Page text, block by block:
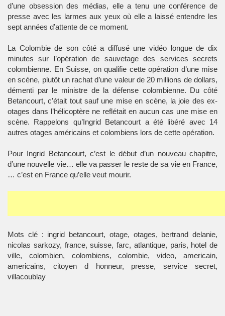
d’une obsession des médias, elle a tenu une conférence de
presse avec les larmes aux yeux où elle a laissé entendre les
sept années d’attente de ce moment.
La Colombie de son côté a diffusé une vidéo longue de dix
minutes sur l’opération de sauvetage des services secrets
colombienne. En Suisse, on qualifie cette opération d’une mise
en scène, plutôt un rachat d’une valeur de 20 millions de dollars,
démenti par le ministre de la défense colombienne. Du côté
Betancourt, c’était tout sauf une mise en scène, la joie des ex-
otages dans l’hélicoptère ne reflétait en aucun cas une mise en
scène. Rappelons qu’Ingrid Betancourt a été libéré avec 14
autres otages américains et colombiens lors de cette opération.
Pour Ingrid Betancourt, c’est le début d’un nouveau chapitre,
d’une nouvelle vie… elle va passer le reste de sa vie en France,
… c’est en France qu’elle veut mourir.
Mots clé : ingrid betancourt, otage, otages, bertrand delanie,
nicolas sarkozy, france, suisse, farc, atlantique, paris, hotel de
ville, colombien, colombiens, colombie, video, americain,
americains, citoyen d honneur, presse, service secret,
villacoublay